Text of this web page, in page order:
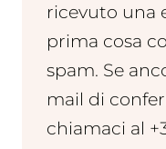
ricevuto una
prima cosa
spam. Se
mail di
chiamaci al